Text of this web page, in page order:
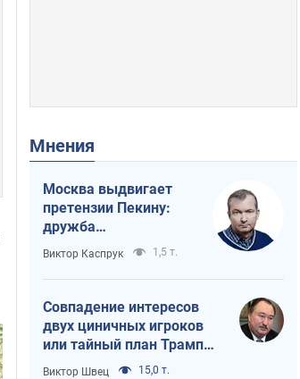
Мнения
Москва выдвигает
претензии Пекину:
дружба
превращается в
зависимость России
от Китая
Виктор Каспрук 1,5 т.
Совпадение интересов
двух циничных игроков
или тайный план Трампа
и Путина?
Виктор Швец 15,0 т.